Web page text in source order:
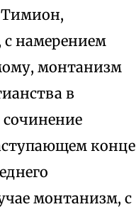
Тимион,
намерением
монтанизм
в
конце
монтанизм, с